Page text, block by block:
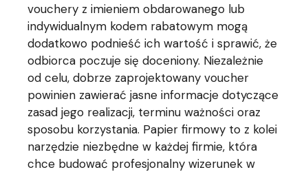
vouchery z imieniem obdarowanego lub
indywidualnym kodem rabatowym mogą
dodatkowo podnieść ich wartość i sprawić, że
odbiorca poczuje się doceniony. Niezależnie
od celu, dobrze zaprojektowany voucher
powinien zawierać jasne informacje dotyczące
zasad jego realizacji, terminu ważności oraz
sposobu korzystania. Papier firmowy to z kolei
narzędzie niezbędne w każdej firmie, która
chce budować profesjonalny wizerunek w